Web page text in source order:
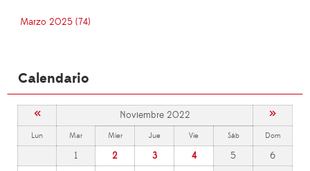
Marzo 2025 (74)
Calendario
« Noviembre 2022 »
Lun Mar Mier Jue Vie Sáb Dom
1 2 3 4 5
6